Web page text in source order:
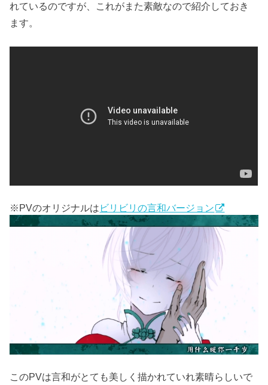
れているのですが、これがまた素敵なので紹介しておき
ます。
※PVのオリジナルは ビリビリの言和バージョン
このPVは言和がとても美しく描かれていれ素晴らしいで